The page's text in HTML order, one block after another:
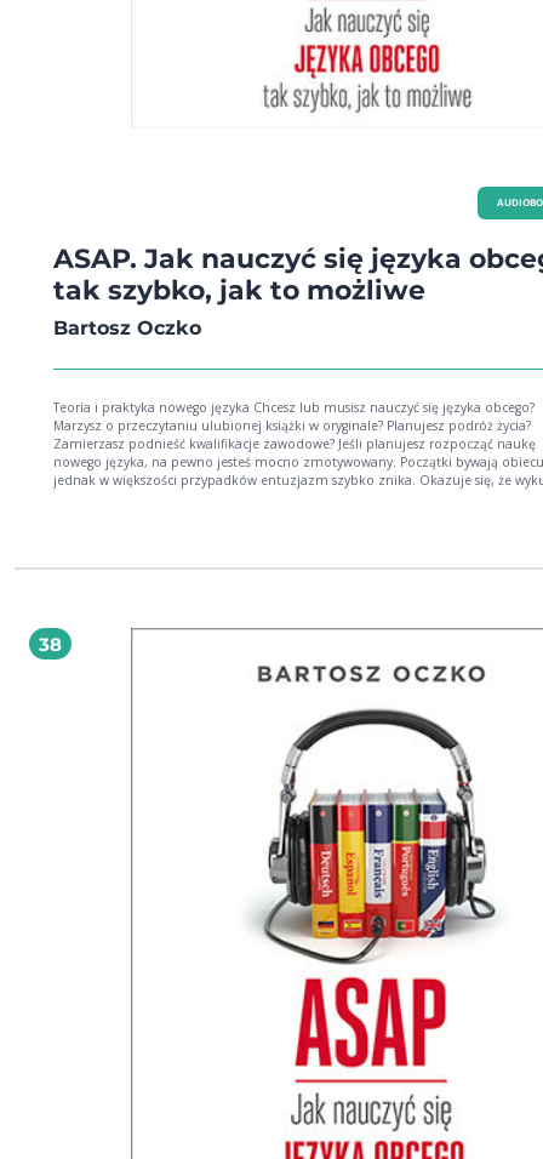
ASAP. Jak nauczyć się języka
tak szybko, jak to możliwe
Bartosz Oczko
Teoria i praktyka nowego języka Chcesz lub musisz nauczyć się języka obcego?
Marzysz o przeczytaniu ulubionej książki w oryginale? Planujesz podróż życia?
Zamierzasz podnieść kwalifikacje zawodowe? Jeśli planujesz rozpocząć naukę
nowego języka, na pewno jesteś mocno zmotywowany. Początki bywają
jednak w większości przypadków entuzjazm szybko znika. Okazuje się, że
się z predyspozycjami do komunikacji z innymi. Skoro każdy z nas potrafi
efektywnym ich rozwoju. Efektywnym, czyli takim, który pozwoli by przy
nakładzie czasu i pracy w satysfakcjonującym stopniu opanować nowy język.
książce poznasz wszystkie elementy sprawnego procesu uczenia się języków
Dowiesz się, co o mechanizmach przyswajania obcej mowy mówią badacze
Będziesz ćwiczyć, ćwiczyć, ćwiczyć, ale uwaga - czeka Cię nagroda! Język obcy
przestanie być obcy o wiele szybciej, niż myślisz!
38